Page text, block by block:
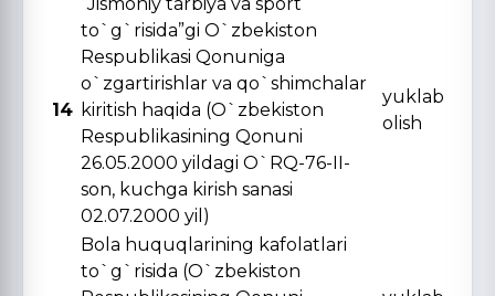
14
to`g`risida”gi O`zbekiston
Respublikasi Qonuniga
o`zgartirishlar va qo`shimchalar
kiritish haqida (O`zbekiston
Respublikasining Qonuni
26.05.2000 yildagi O`RQ-76-II-
son, kuchga kirish sanasi
02.07.2000 yil)
yuklab
olish
Bola huquqlarining kafolatlari
to`g`risida (O`zbekiston